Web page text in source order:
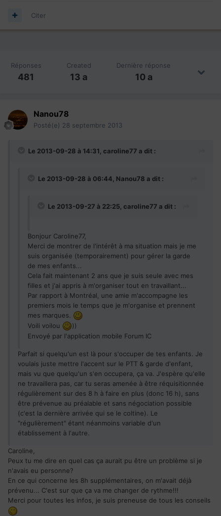
Citer
Réponses
481
Created
13 a
Dernière réponse
10 a
Nanou78
Posté(e) 28 septembre 2013
Le 2013-09-28 à 14:31, caroline77 a dit :
Le 2013-09-28 à 06:44, Nanou78 a dit :
Le 2013-09-27 à 22:25, caroline77 a dit :
Bonjour Caroline77,
Merci de montrer de l'intérêt à ma situation mais je me
suis organisée (temporairement) pour gérer la garde
de mes enfants...
Cela fait maintenant 2 ans que je suis seule avec mes
filles et j'ai appris à m'organiser tout en travaillant...
Par rapport à Montréal, une amie m'accompagne les
premiers mois le temps que je m'organise et prennent
mes marques.
Voili voilou
))
Envoyé par l'application mobile Forum IC
Parfait si quelqu'un est là pour s'occuper de tes enfants. Je
voulais juste mettre l'accent sur le PTT & garde d'enfant,
mais vu que quelqu'un s'en occupera, ça va. J'espère qu'elle
ne travaillera pas, car tu seras amenée à être réquisitionnée
régulièrement sur des 8 h à faire en plus (donc 16 h), sans
être prévenue au préalable et sans négociation possible
(c'est la dernière arrivée qui se le coltine). Le
"régulièrement" étant néanmoins variable d'un
établissement à l'autre.
Caroline,
Peux tu me dire en quel cas ça aurait pu être un problème si je
n'avais eu personne?
En ce qui concerne les 8h supplémentaires, on m'avait déjà
prévenu... C'est sur que ça va me changer de rythme!!!
Merci pour toutes les infos, je suis preneuse de tous les conseils